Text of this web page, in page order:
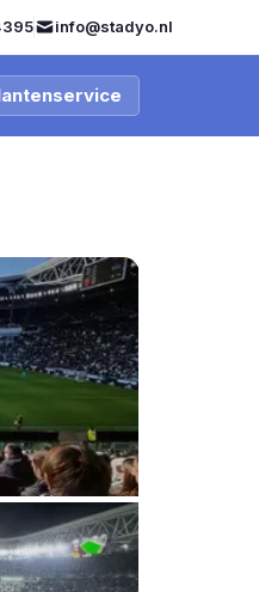
info@stadyo.nl